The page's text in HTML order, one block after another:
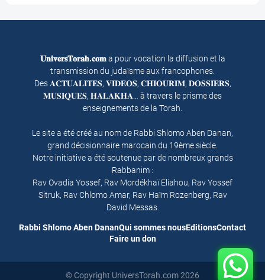
𝐔𝐧𝐢𝐯𝐞𝐫𝐬𝐓𝐨𝐫𝐚𝐡.𝐜𝐨𝐦a pour vocation la diffusion et la
transmission du judaïsme aux francophones.
Des 𝐀𝐂𝐓𝐔𝐀𝐋𝐈𝐓𝐄𝐒, 𝐕𝐈𝐃𝐄𝐎𝐒, 𝐂𝐇𝐈𝐎𝐔𝐑𝐈𝐌, 𝐃𝐎𝐒𝐒𝐈𝐄𝐑𝐒,
𝐌𝐔𝐒𝐈𝐐𝐔𝐄𝐒, 𝐇𝐀𝐋𝐀𝐊𝐇𝐀… à travers le prisme des
enseignements de la Torah.
Le site a été créé au nom de Rabbi Shlomo Aben Danan,
grand décisionnaire marocain du 19ème siècle.
Notre initiative a été soutenue par de nombreux grands
Rabbanim :
Rav Ovadia Yossef, Rav Mordékhaï Eliahou, Rav Yossef
Sitruk, Rav Chlomo Amar, Rav Haïm Rozenberg, Rav
David Messas.
Rabbi Shlomo Aben DananQui sommes nousEditionsContact
Faire un don
© Copyright UniversTorah.com 2026